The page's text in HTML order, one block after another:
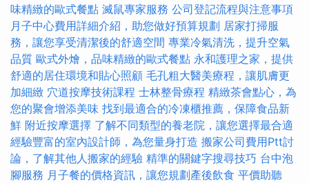
味精緻的歐式餐點 滅鼠專家服務 公司登記流程與注意事項
月子中心費用詳細介紹，助您做好預算規劃 居家打掃服
務，讓您享受清潔後的舒適空間 專業冷氣清洗，提升空氣
品質 歐式外燴，品味精緻的歐式餐點 永和護理之家，提供
舒適的居住環境和貼心照顧 毛孔粗大醫美療程，讓肌膚更
加細緻 穴道按摩技術課程 士林整骨療程 精緻茶會點心，為
您的聚會增添美味 找到最適合的冷凍櫃推薦，保障食品新
鮮 附近按摩選擇 了解不同類型的養老院，讓您選擇最合適
經驗豐富的室內設計師，為您量身打造 搬家公司費用Ptt討
論，了解其他人搬家的經驗 精準的關鍵字搜尋技巧 台中泡
腳服務 月子餐的價格資訊，讓您規劃產後飲食 平價助聽